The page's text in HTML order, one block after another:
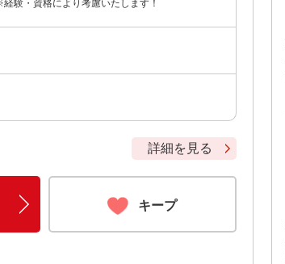
験・資格により考慮いたします！
詳細を見る
キープ